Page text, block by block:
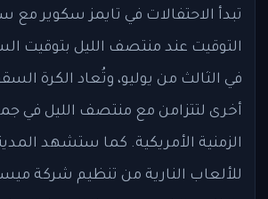
تبدأ الاحتفالات في تايمز سكوير مع
التوقيت عند منتصف الليل بتوقيت
في الثالث من يوليو، وتُعاد الكرة
أخرى لتتزامن مع منتصف الليل في
الزمنية الأمريكية. كما ستشهد
للألعاب النارية من تنظيم شركة